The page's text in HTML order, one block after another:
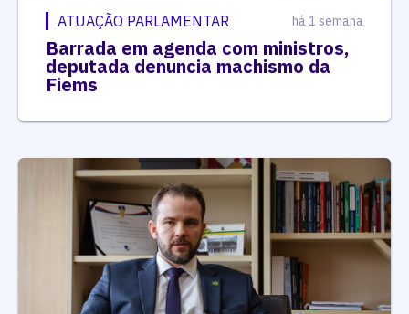
ATUAÇÃO PARLAMENTAR há 1 semana
Barrada em agenda com ministros,
deputada denuncia machismo da
Fiems